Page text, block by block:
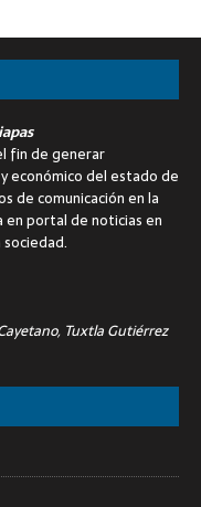
fin de generar
económico del estado de
de comunicación en la
en portal de noticias en
Tuxtla Gutiérrez